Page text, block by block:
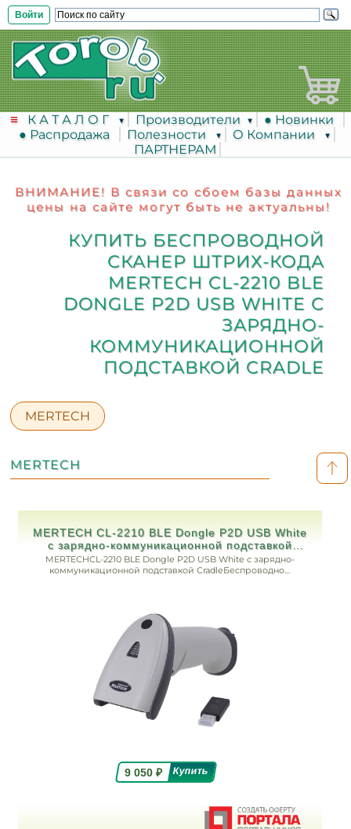
Войти
К А Т А Л О Г Производители
● Новинки
● Распродажа
Полезности
О Компании
ПАРТНЕРАМ
ВНИМАНИЕ! В связи со сбоем базы данных
цены на сайте могут быть не актуальны!
КУПИТЬ БЕСПРОВОДНОЙ
СКАНЕР ШТРИХ-КОДА
MERTECH CL-2210 BLE
DONGLE P2D USB WHITE С
ЗАРЯДНО-
КОММУНИКАЦИОННОЙ
ПОДСТАВКОЙ CRADLE
MERTECH
MERTECH
MERTECH CL-2210 BLE Dongle P2D USB White
с зарядно-коммуникационной подставкой
Cradle Беспроводной сканер штрих-кода
MERTECHCL-2210 BLE Dongle P2D USB White с зарядно-
коммуникационной подставкой CradleБеспроводной
9 050₽